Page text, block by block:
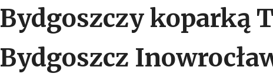
Bydgoszczy koparką
Bydgoszcz